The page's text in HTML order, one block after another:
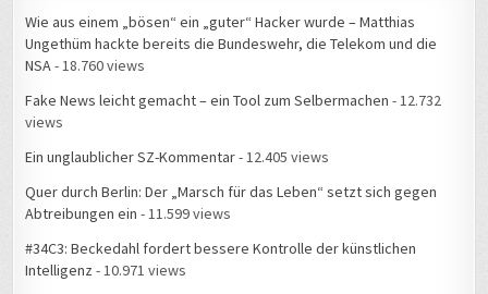
Wie aus einem „bösen“ ein „guter“ Hacker wurde – Matthias
Ungethüm hackte bereits die Bundeswehr, die Telekom und die
NSA- 18.760 views
Fake News leicht gemacht – ein Tool zum Selbermachen - 12.732
views
Ein unglaublicher SZ-Kommentar- 12.405 views
Quer durch Berlin: Der „Marsch für das Leben“ setzt sich gegen
Abtreibungen ein - 11.599 views
#34C3: Beckedahl fordert bessere Kontrolle der künstlichen
Intelligenz - 10.971 views